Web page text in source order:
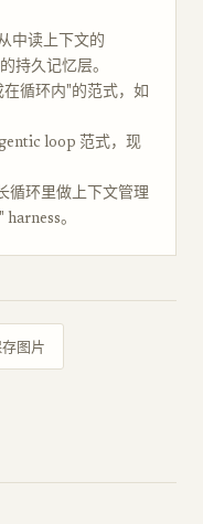
中读上下文的
持久记忆层。
循环内"的范式，如
loop 范式，现
循环里做上下文管理
。
图片